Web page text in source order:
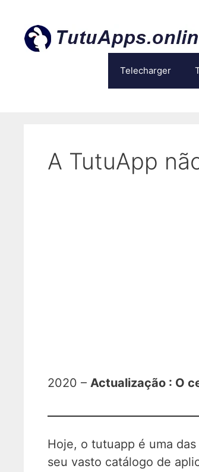
contenu
Telecharger
A TutuApp
2020 – Actualização : O
Hoje, o tutuapp é uma
seu vasto catálogo de